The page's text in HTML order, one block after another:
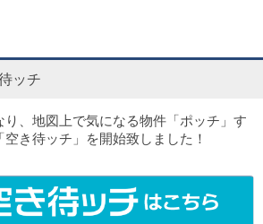
ッチ
、地図上で気になる物件「ポッチ」す
き待ッチ」を開始致しました！